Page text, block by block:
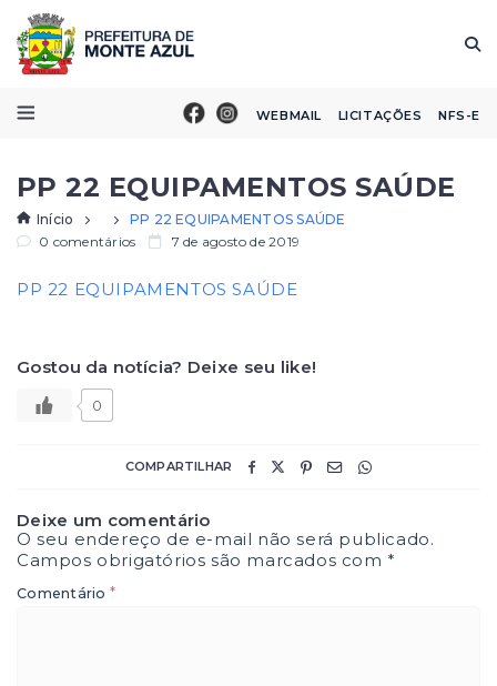
WEBMAIL LICITAÇÕES NFS-E
PP 22 EQUIPAMENTOS SAÚDE
Início
PP 22 EQUIPAMENTOS SAÚDE
0 comentários
7 de agosto de 2019
PP 22 EQUIPAMENTOS SAÚDE
Gostou da notícia? Deixe seu like!
0
COMPARTILHAR
Deixe um comentário
O seu endereço de e-mail não será publicado.
Campos obrigatórios são marcados com*
Comentário *